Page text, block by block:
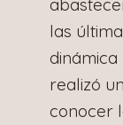
las
realizó
conocer